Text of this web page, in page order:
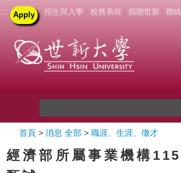
::: Apply | 招生與入學 校務系統 捐贈世新 聯
關於世新
未來學生
首頁 >消息 全部 >職涯、生涯、徵才
經濟部所屬事業機構